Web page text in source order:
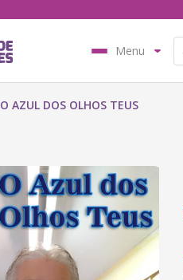
Menu
O AZUL DOS OLHOS TEUS